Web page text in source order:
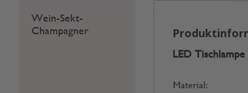
Wein-Sekt-
Champagner
LED
Material: